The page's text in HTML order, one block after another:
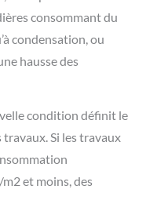
consommant du
condensation, ou
hausse des
condition définit le
Si les travaux
et moins, des